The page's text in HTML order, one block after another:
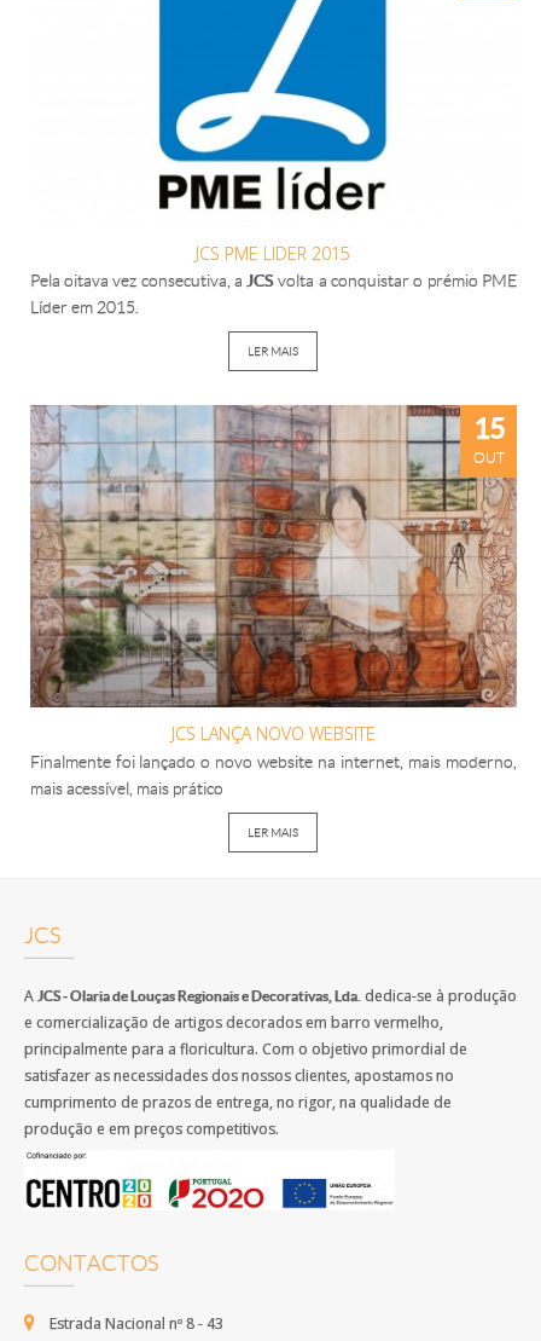
JCS PME LIDER 2015
Pela oitava vez consecutiva, aJCSvolta a conquistar o prémio PME
Líder em 2015.
LER MAIS
JCS LANÇA NOVO WEBSITE
Finalmente foi lançado o novo website na internet, mais moderno,
mais acessível, mais prático
LER MAIS
15
OUT
JCS
A JCS - Olaria de Louças Regionais e Decorativas, Lda. dedica-se à produção
e comercialização de artigos decorados em barro vermelho,
principalmente para a floricultura. Com o objetivo primordial de
satisfazer as necessidades dos nossos clientes, apostamos no
cumprimento de prazos de entrega, no rigor, na qualidade de
produção e em preços competitivos.
CONTACTOS
Estrada Nacional nº 8 - 43